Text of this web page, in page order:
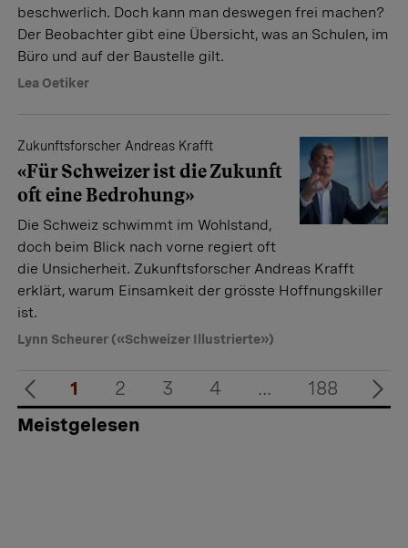
beschwerlich. Doch kann man deswegen frei machen?
Der Beobachter gibt eine Übersicht, was an Schulen, im
Büro und auf der Baustelle gilt.
Lea Oetiker
Zukunftsforscher Andreas Krafft
«Für Schweizer ist die Zukunft
oft eine Bedrohung»
Die Schweiz schwimmt im Wohlstand,
doch beim Blick nach vorne regiert oft
die Unsicherheit. Zukunftsforscher Andreas Krafft
erklärt, warum Einsamkeit der grösste Hoffnungskiller
ist.
Lynn Scheurer («Schweizer Illustrierte»)
1 2 3 4 ...
188
Meistgelesen